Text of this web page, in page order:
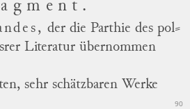
der die Parthie despol⸗
Literatur übernommen
sehr schätzbaren Werke
90